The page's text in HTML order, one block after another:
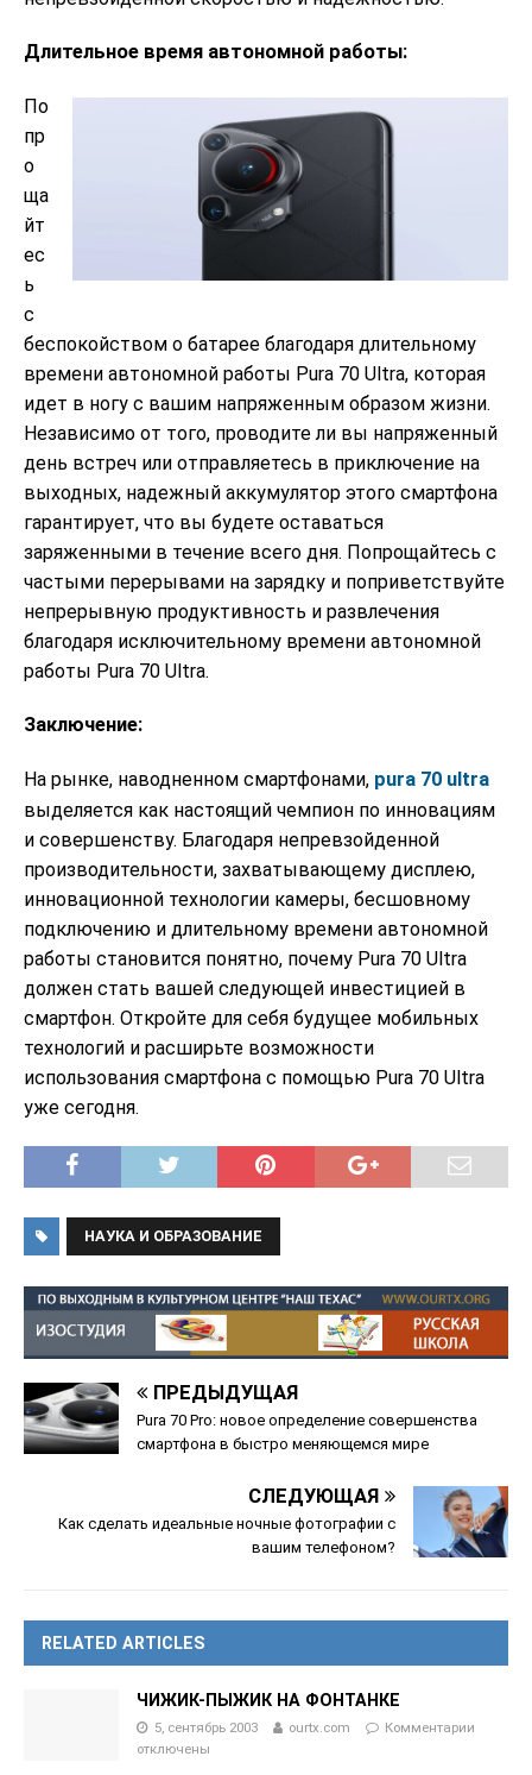
Длительное время автономной работы:
По
пр
о
ща
йт
ес
ь
с
беспокойством о батарее благодаря длительному
времени автономной работы Pura 70 Ultra, которая
идет в ногу с вашим напряженным образом жизни.
Независимо от того, проводите ли вы напряженный
день встреч или отправляетесь в приключение на
выходных, надежный аккумулятор этого смартфона
гарантирует, что вы будете оставаться
заряженными в течение всего дня. Попрощайтесь с
частыми перерывами на зарядку и поприветствуйте
непрерывную продуктивность и развлечения
благодаря исключительному времени автономной
работы Pura 70 Ultra.
Заключение:
На рынке, наводненном смартфонами, pura 70 ultra
выделяется как настоящий чемпион по инновациям
и совершенству. Благодаря непревзойденной
производительности, захватывающему дисплею,
инновационной технологии камеры, бесшовному
подключению и длительному времени автономной
работы становится понятно, почему Pura 70 Ultra
должен стать вашей следующей инвестицией в
смартфон. Откройте для себя будущее мобильных
технологий и расширьте возможности
использования смартфона с помощью Pura 70 Ultra
уже сегодня.
НАУКА И ОБРАЗОВАНИЕ
ПРЕДЫДУЩАЯ
Pura 70 Pro: новое определение совершенства
смартфона в быстро меняющемся мире
СЛЕДУЮЩАЯ
Как сделать идеальные ночные фотографии с
вашим телефоном?
RELATED ARTICLES
ЧИЖИК-ПЫЖИК НА ФОНТАНКЕ
5, сентябрь 2003 ourtx.com
Комментарии
отключены